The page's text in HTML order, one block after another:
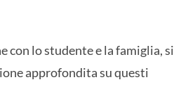
con lo studente e la famiglia, si
approfondita su questi